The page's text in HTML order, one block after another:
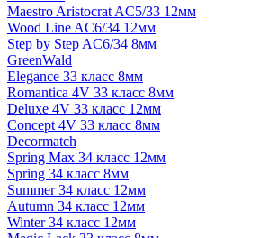
Maestro Aristocrat AC5/33 12мм
Wood Line AC6/34 12мм
Step by Step AC6/34 8мм
GreenWald
Elegance 33 класс 8мм
Romantica 4V 33 класс 8мм
Deluxe 4V 33 класс 12мм
Concept 4V 33 класс 8мм
Decormatch
Spring Max 34 класс 12мм
Spring 34 класс 8мм
Summer 34 класс 12мм
Autumn 34 класс 12мм
Winter 34 класс 12мм